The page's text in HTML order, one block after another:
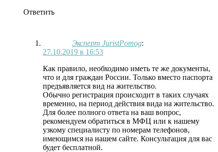
Ответить
Эксперт JuristPomog:
27.10.2019 в 16:53
Как правило, необходимо иметь те же документы,
что и для граждан России. Только вместо паспорта
предъявляется вид на жительство.
Обычно регистрация происходит в таких случаях
временно, на период действия вида на жительство.
Для более полного ответа на ваш вопрос,
рекомендуем обратиться в МФЦ или к нашему
узкому специалисту по номерам телефонов,
имеющимся на нашем сайте. Консультация для вас
будет бесплатной.